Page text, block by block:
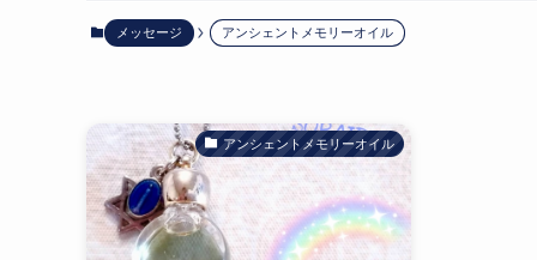
メッセージ アンシェントメモリーオイル
アンシェントメモリーオイル